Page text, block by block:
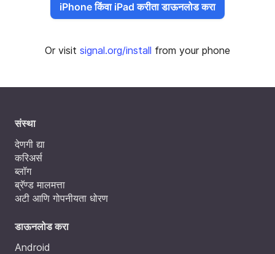
iPhone किंवा iPad करीता डाऊनलोड करा
Or visit signal.org/install from your phone
संस्था
देणगी द्या
करिअर्स
ब्लॉग
ब्रॅण्ड मालमत्ता
अटी आणि गोपनीयता धोरण
डाऊनलोड करा
Android